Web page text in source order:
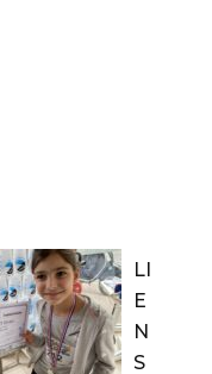
LI
E
N
S